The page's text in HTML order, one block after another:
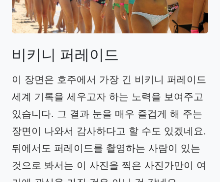
비키니 퍼레이드
이 장면은 호주에서 가장 긴 비키니 퍼레이드
세계 기록을 세우고자 하는 노력을 보여주고
있습니다. 그 결과 눈을 매우 즐겁게 해 주는
장면이 나와서 감사하다고 할 수도 있겠네요.
뒤에서도 퍼레이드를 촬영하는 사람이 있는
것으로 봐서는 이 사진을 찍은 사진가만이 여